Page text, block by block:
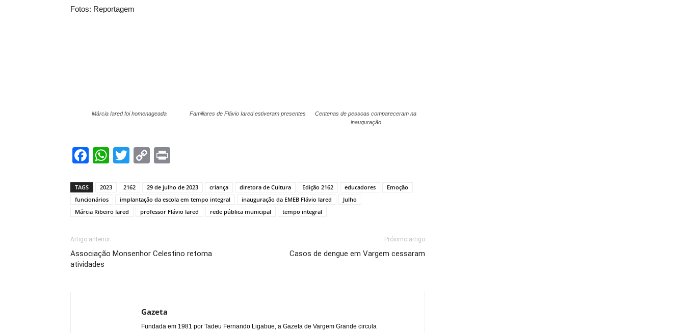
Fotos: Reportagem
Márcia Iared foi homenageada Familiares de Flávio Iared estiveram presentes
Centenas de pessoas compareceram na
inauguração
Facebook
WhatsApp
TwitterCopy
TAGS 2023 2162 29 de julho de 2023 criança diretora de Cultura Edição 2162 educadores
Emoção
funcionários
implantação da escola em tempo integral inauguração da EMEB Flávio Iared
Julho
Márcia Ribeiro Iared
professor Flávio Iared rede pública municipal tempo integral
Artigo anterior
Associação Monsenhor Celestino retoma
atividades
Próximo artigo
Casos de dengue em Vargem cessaram
Gazeta
Fundada em 1981 por Tadeu Fernando Ligabue, a Gazeta de Vargem Grande circula